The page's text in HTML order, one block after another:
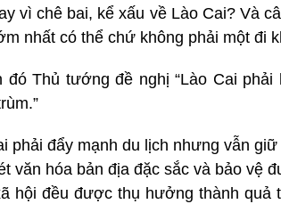
vì chê bai, kể xấu về Lào Cai? Và
nhất có thể chứ không phải một đi
đó Thủ tướng đề nghị “Lào Cai
phải đẩy mạnh du lịch nhưng vẫn
văn hóa bản địa đặc sắc và bảo vệ
hội đều được thụ hưởng thành